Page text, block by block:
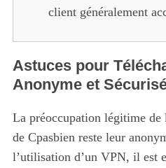
client généralement
Astuces pour
Anonyme et
La préoccupation légitime
de Cpasbien reste leur
l’utilisation d’un VPN, il est
r